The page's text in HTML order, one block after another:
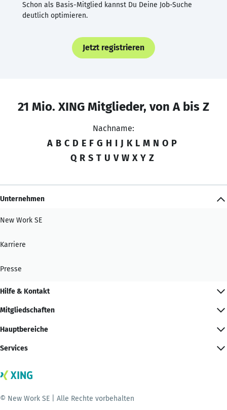
Schon als Basis-Mitglied kannst Du Deine Job-Suche
deutlich optimieren.
Jetzt registrieren
21 Mio. XING Mitglieder, von A bis Z
Nachname:
A B C D E F G H I J K L M N O P
Q R S T U V W X Y Z
Unternehmen
New Work SE
Karriere
Presse
Hilfe & Kontakt
Mitgliedschaften
Hauptbereiche
Services
© New Work SE | Alle Rechte vorbehalten